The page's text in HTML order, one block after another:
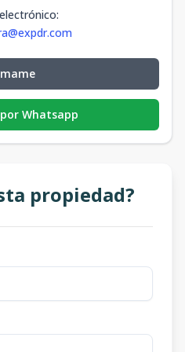
:
Whatsapp
propiedad?